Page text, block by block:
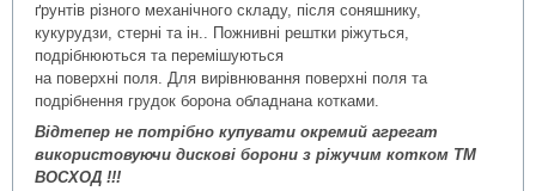
ґрунтів різного механічного складу, після соняшнику,
кукурудзи, стерні та ін.. Пожнивні рештки ріжуться,
подрібнюються та перемішуються
на поверхні поля. Для вирівнювання поверхні поля та
подрібнення грудок борона обладнана котками.
Відтепер не потрібно купувати окремий агрегат
використовуючи дискові борони з ріжучим котком ТМ
ВОСХОД !!!